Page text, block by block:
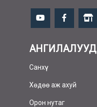
АНГИЛАЛУУД
Санхүү
Хөдөө аж ахуй
Орон нутаг